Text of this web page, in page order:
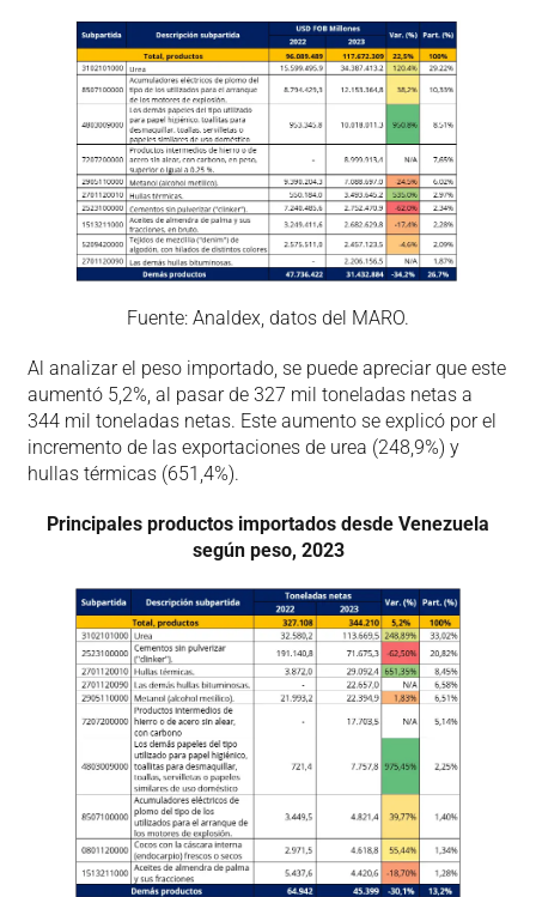
Fuente: Analdex, datos del MARO.
Al analizar el peso importado, se puede apreciar que este
aumentó 5,2%, al pasar de 327 mil toneladas netas a
344 mil toneladas netas. Este aumento se explicó por el
incremento de las exportaciones de urea (248,9%) y
hullas térmicas (651,4%).
Principales productos importados desde Venezuela
según peso, 2023